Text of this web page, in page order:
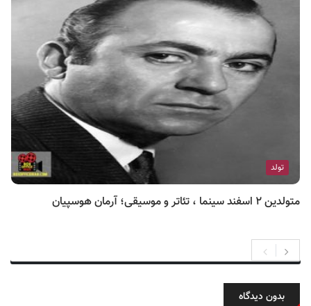
تولد
متولدین ۲ اسفند سینما ، تئاتر و موسیقی؛ آرمان هوسپیان
بدون دیدگاه